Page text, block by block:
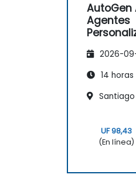
AutoGen
Agentes
2026-
14 horas
UF 98,43
(En línea)